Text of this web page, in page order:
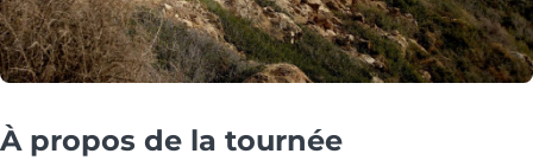
À propos de la tournée